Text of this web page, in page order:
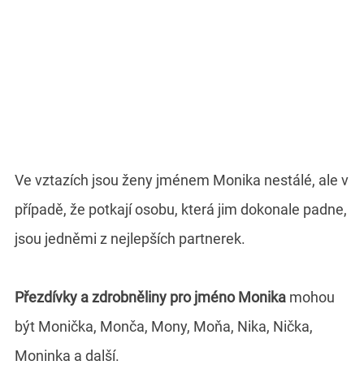
Ve vztazích jsou ženy jménem Monika nestálé, ale v
případě, že potkají osobu, která jim dokonale padne,
jsou jedněmi z nejlepších partnerek.
Přezdívky a zdrobněliny pro jméno Monika mohou
být Monička, Monča, Mony, Moňa, Nika, Nička,
Moninka a další.